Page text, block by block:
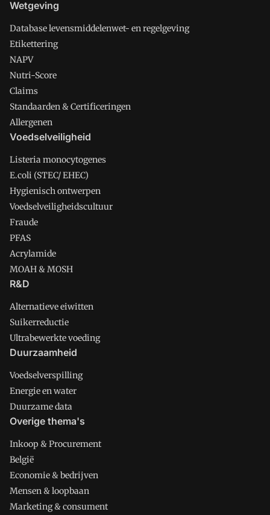
Wetgeving
Database levensmiddelenwet- en regelgeving
Etikettering
NAPV
Nutri-Score
Claims
Standaarden & Certificeringen
Allergenen
Voedselveiligheid
Listeria monocytogenes
E.coli (STEC/ EHEC)
Hygienisch ontwerpen
Voedselveiligheidscultuur
Fraude
PFAS
Acrylamide
MOAH & MOSH
R&D
Alternatieve eiwitten
Suikerreductie
Ultrabewerkte voeding
Duurzaamheid
Voedselverspilling
Energie en water
Duurzame data
Overige thema's
Inkoop & Procurement
België
Economie & bedrijven
Mensen & loopbaan
Marketing & consument